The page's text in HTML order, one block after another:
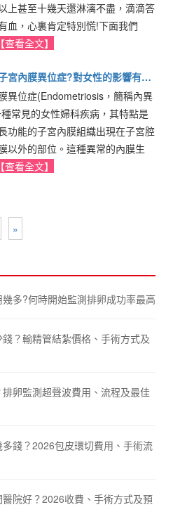
上甚至十幾天還淋漓不盡，滴滴答
血，心裏肯定特別慌!下面我們
【查看全文】
宮內膜異位症?對女性的影響有幾
異位症(Endometriosis，簡稱內異
常見的女性婦科疾病，其特點是
功能的子宮內膜組織出現在子宮腔
以外的部位。這種異常的內膜生
【查看全文】
»
多?何時開始監測排卵成功率最高
？輸精管結紮價格、手術方式及
卵監測超聲波費用、流程及最佳
錢？2026包皮環切費用、手術流
院好？2026收費、手術方式及預